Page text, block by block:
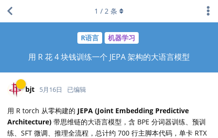
R语言 机器学习
用 R 花 4 块钱训练一个 JEPA 架构的大语言模型
1 / 2 条
bjt 5月16日 已编辑
用 R torch 从零构建的 JEPA (Joint Embedding Predictive
Architecture) 带思维链的大语言模型，含 BPE 分词器训练、预训
练、SFT 微调、推理全流程，总计约 700 行主脚本代码，单卡 RTX